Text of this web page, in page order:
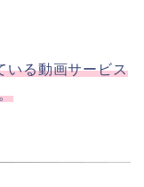
いる動画サービス